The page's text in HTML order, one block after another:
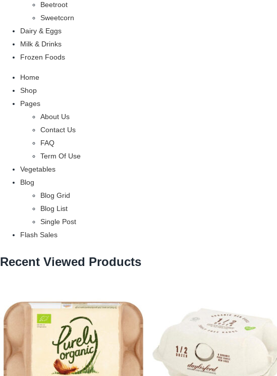
Beetroot
Sweetcorn
Dairy & Eggs
Milk & Drinks
Frozen Foods
Home
Shop
Pages
About Us
Contact Us
FAQ
Term Of Use
Vegetables
Blog
Blog Grid
Blog List
Single Post
Flash Sales
Recent Viewed Products